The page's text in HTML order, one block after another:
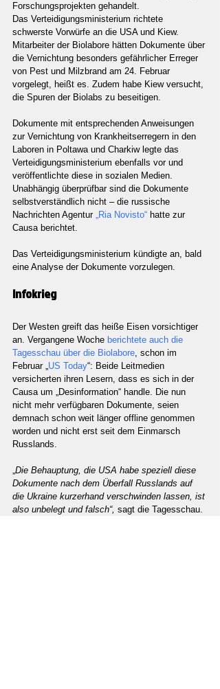
Forschungsprojekten gehandelt.
Das Verteidigungsministerium richtete
schwerste Vorwürfe an die USA und Kiew.
Mitarbeiter der Biolabore hätten Dokumente über
die Vernichtung besonders gefährlicher Erreger
von Pest und Milzbrand am 24. Februar
vorgelegt, heißt es. Zudem habe Kiew versucht,
die Spuren der Biolabs zu beseitigen.
Dokumente mit entsprechenden Anweisungen
zur Vernichtung von Krankheitserregern in den
Laboren in Poltawa und Charkiw legte das
Verteidigungsministerium ebenfalls vor und
veröffentlichte diese in sozialen Medien.
Unabhängig überprüfbar sind die Dokumente
selbstverständlich nicht – die russische
Nachrichten Agentur „Ria Novisto“ hatte zur
Causa berichtet.
Das Verteidigungsministerium kündigte an, bald
eine Analyse der Dokumente vorzulegen.
Infokrieg
Der Westen greift das heiße Eisen vorsichtiger
an. Vergangene Woche berichtete auch die
Tagesschau über die Biolabore, schon im
Februar „US Today“: Beide Leitmedien
versicherten ihren Lesern, dass es sich in der
Causa um „Desinformation“ handle. Die nun
nicht mehr verfügbaren Dokumente, seien
demnach schon weit länger offline genommen
worden und nicht erst seit dem Einmarsch
Russlands.
„Die Behauptung, die USA habe speziell diese
Dokumente nach dem Überfall Russlands auf
die Ukraine kurzerhand verschwinden lassen, ist
also unbelegt und falsch“, sagt die Tagesschau.